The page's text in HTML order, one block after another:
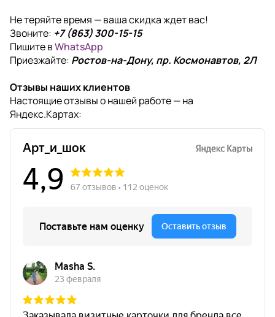
Не теряйте время — ваша скидка ждет вас!
Звоните: +7 (863) 300-15-15
Пишите вWhatsApp
Приезжайте: Ростов-на-Дону, пр. Космонавтов, 2Л
Отзывы наших клиентов
Настоящие отзывы о нашей работе — на
Яндекс.Картах: